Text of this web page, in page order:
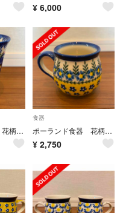
¥ 6,000
ポーランド食器 花柄グラス
食器
ポーランド食器 花柄マグカップ
¥ 2,750